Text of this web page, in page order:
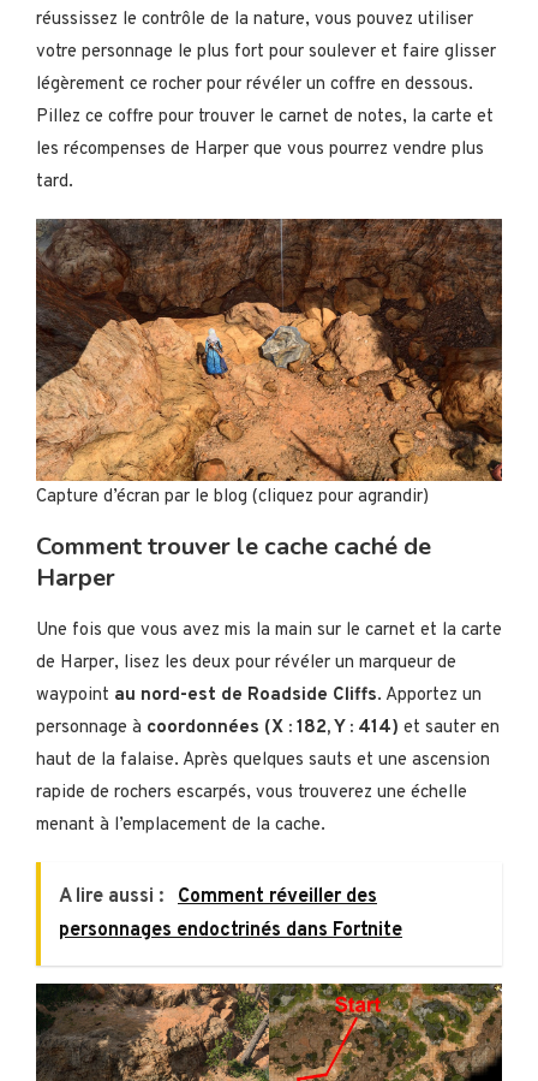
réussissez le contrôle de la nature, vous pouvez utiliser
votre personnage le plus fort pour soulever et faire glisser
légèrement ce rocher pour révéler un coffre en dessous.
Pillez ce coffre pour trouver le carnet de notes, la carte et
les récompenses de Harper que vous pourrez vendre plus
tard.
Capture d’écran par le blog (cliquez pour agrandir)
Comment trouver le cache caché de
Harper
Une fois que vous avez mis la main sur le carnet et la carte
de Harper, lisez les deux pour révéler un marqueur de
waypoint au nord-est de Roadside Cliffs. Apportez un
personnage à coordonnées (X : 182, Y : 414) et sauter en
haut de la falaise. Après quelques sauts et une ascension
rapide de rochers escarpés, vous trouverez une échelle
menant à l’emplacement de la cache.
A lire aussi :
Comment réveiller des
personnages endoctrinés dans Fortnite